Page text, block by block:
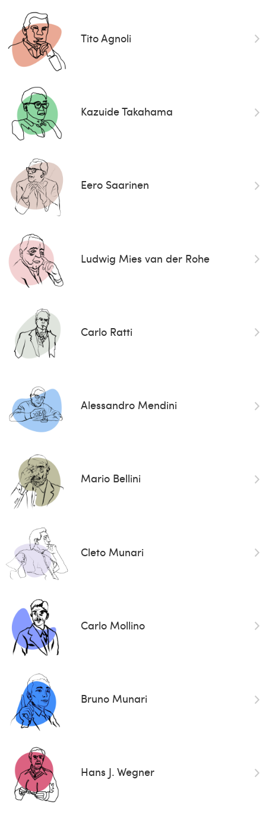
Tito Agnoli
Kazuide Takahama
Eero Saarinen
Ludwig Mies van der Rohe
Carlo Ratti
Alessandro Mendini
Mario Bellini
Cleto Munari
Carlo Mollino
Bruno Munari
Hans J. Wegner